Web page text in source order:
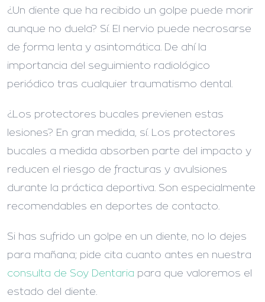
¿Un diente que ha recibido un golpe puede morir
aunque no duela? Sí. El nervio puede necrosarse
de forma lenta y asintomática. De ahí la
importancia del seguimiento radiológico
periódico tras cualquier traumatismo dental.
¿Los protectores bucales previenen estas
lesiones? En gran medida, sí. Los protectores
bucales a medida absorben parte del impacto y
reducen el riesgo de fracturas y avulsiones
durante la práctica deportiva. Son especialmente
recomendables en deportes de contacto.
Si has sufrido un golpe en un diente, no lo dejes
para mañana; pide cita cuanto antes en nuestra
consulta de Soy Dentaria para que valoremos el
estado del diente.